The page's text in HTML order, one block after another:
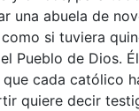
una abuela de
si tuviera
Pueblo de Dios.
cada católico
quiere decir